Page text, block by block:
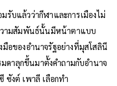
รับแล้วว่ากีฬาและการเมืองไม่
วามสัมพันธ์นั้นมีหน้าตาแบบ
อของอำนาจรัฐอย่างที่มุสโสลินี
าลุกขึ้นมาตั้งคำถามกับอำนาจ
งต์ เพาลี เลือกทำ